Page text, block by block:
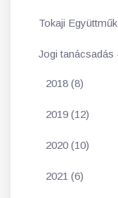
Tokaji
Jogi
2018 (8)
2019 (12)
2020 (10)
2021 (6)